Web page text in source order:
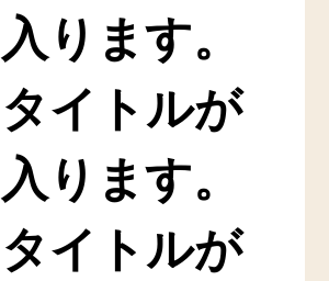
入ります。
タイトルが
入ります。
タイトルが